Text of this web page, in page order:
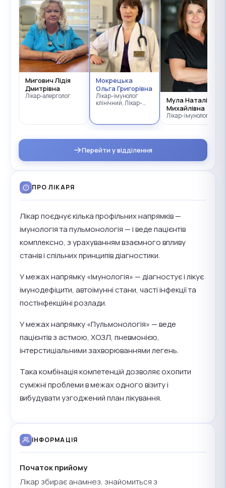
Мигович Лідія
Дмитрівна
Лікар-алерголог
Мокрецька
Ольга Григорівна
Лікар-імунолог
клінічний, Лікар-
Мула Наталія
Михайлівна
Лікар-імунолог
Перейти у відділення
ПРО ЛІКАРЯ
Лікар поєднує кілька профільних напрямків —
імунологія та пульмонологія — і веде пацієнтів
комплексно, з урахуванням взаємного впливу
станів і спільних принципів діагностики.
У межах напрямку «Імунологія» — діагностує і лікує
імунодефіцити, автоімунні стани, часті інфекції та
постінфекційні розлади.
У межах напрямку «Пульмонологія» — веде
пацієнтів з астмою, ХОЗЛ, пневмонією,
інтерстиціальними захворюваннями легень.
Така комбінація компетенцій дозволяє охопити
суміжні проблеми в межах одного візиту і
вибудувати узгоджений план лікування.
ІНФОРМАЦІЯ
Початок прийому
Лікар збирає анамнез, знайомиться з